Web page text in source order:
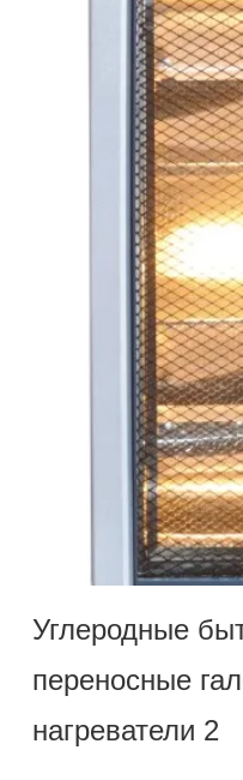
Углеродные
переносные
нагреватели 2